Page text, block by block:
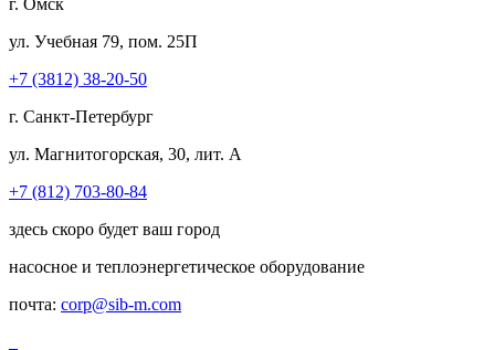
ул. Учебная 79, пом. 25П
+7 (3812) 38-20-50
г. Санкт-Петербург
ул. Магнитогорская, 30, лит. А
+7 (812) 703-80-84
здесь скоро будет ваш город
насосное и теплоэнергетическое оборудование
почта: corp@sib-m.com